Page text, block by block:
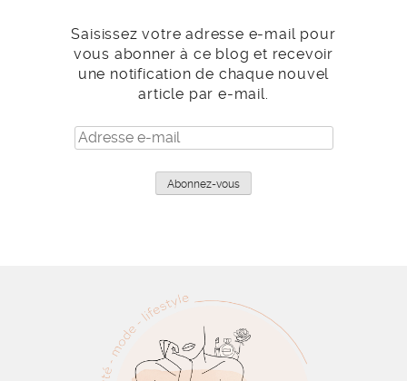
Saisissez votre adresse e-mail pour
vous abonner à ce blog et recevoir
une notification de chaque nouvel
article par e-mail.
Adresse
e-
Abonnez-vous